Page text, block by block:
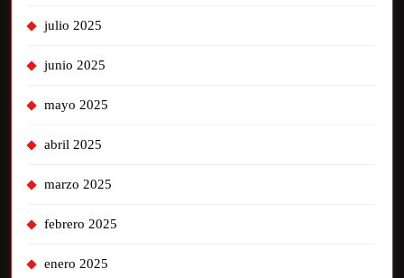
julio 2025
junio 2025
mayo 2025
abril 2025
marzo 2025
febrero 2025
enero 2025